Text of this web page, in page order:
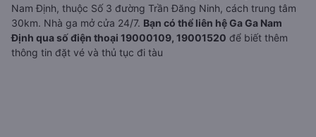
Nam Định, thuộc Số 3 đường Trần Đăng Ninh, cách trung tâm
30km. Nhà ga mở cửa 24/7. Bạn có thể liên hệ Ga Ga Nam
Định qua số điện thoại 19000109, 19001520 để biết thêm
thông tin đặt vé và thủ tục đi tàu